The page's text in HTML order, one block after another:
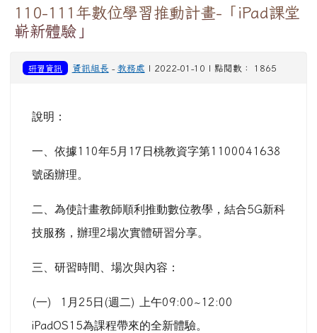
110-111年數位學習推動計畫-「iPad課堂
嶄新體驗」
研習資訊 資訊組長 - 教務處 | 2022-01-10 | 點閱數： 1865
說明：
一、依據110年5 月 17 日桃教資字第1100041638
號函辦理。
二、為使計畫教師順利推動數位教學，結合5G新科
技服務，辦理2場次實體研習分享。
三、研習時間、場次與內容：
(一) 1 月 25 日 (週二) 上午09:00~12:00
iPadOS15為課程帶來的全新體驗。